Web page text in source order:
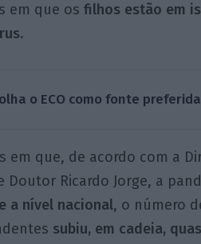
em que os filhos estão em
.
o ECO como fonte
em que, de acordo com a
Doutor Ricardo Jorge, a
a nível nacional, o número
subiu, em cadeia,